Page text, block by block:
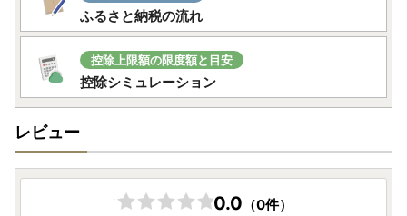
ふるさと納税の流れ
控除上限額の限度額と目安
控除シミュレーション
レビュー
0.0 （0件）